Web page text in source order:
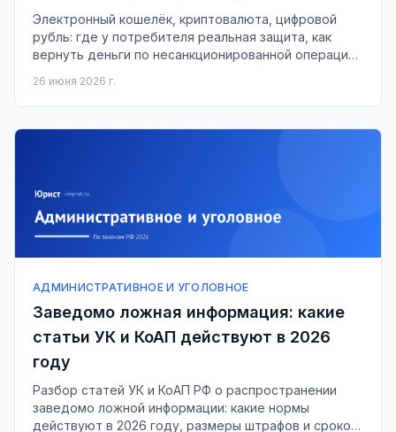
Электронный кошелёк, криптовалюта, цифровой
рубль: где у потребителя реальная защита, как
вернуть деньги по несанкционированной операции
26 июня 2026 г.
АДМИНИСТРАТИВНОЕ И УГОЛОВНОЕ
Заведомо ложная информация: какие
статьи УК и КоАП действуют в 2026
году
Разбор статей УК и КоАП РФ о распространении
заведомо ложной информации: какие нормы
действуют в 2026 году, размеры штрафов и сроков,